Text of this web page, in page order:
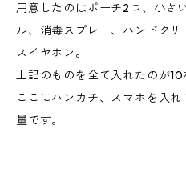
用意したのはポーチ2つ、小さ
ル、消毒スプレー、ハンドク
スイヤホン。
上記のものを全て入れたのが10
ここにハンカチ、スマホを入
量です。